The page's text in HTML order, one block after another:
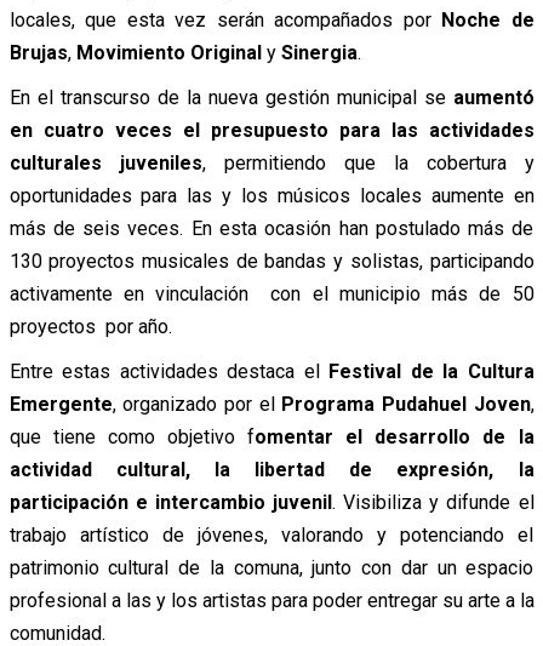
locales, que esta vez serán acompañados por Noche de
Brujas, Movimiento Originaly Sinergia.
En el transcurso de la nueva gestión municipal se aumentó
en cuatro veces el presupuesto para las actividades
culturales juveniles, permitiendo que la cobertura y
oportunidades para las y los músicos locales aumente en
más de seis veces. En esta ocasión han postulado más de
130 proyectos musicales de bandas y solistas, participando
activamente en vinculación con el municipio más de 50
proyectos por año.
Entre estas actividades destaca el Festival de la Cultura
Emergente, organizado por el Programa Pudahuel Joven,
que tiene como objetivo fomentar el desarrollo de la
actividad cultural, la libertad de expresión, la
participación e intercambio juvenil.Visibiliza y difunde el
trabajo artístico de jóvenes, valorando y potenciando el
patrimonio cultural de la comuna, junto con dar un espacio
profesional a las y los artistas para poder entregar su arte a la
comunidad.